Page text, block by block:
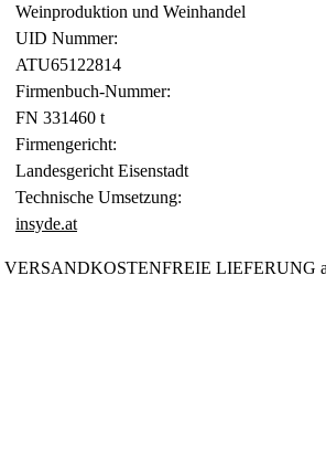
Weinproduktion und Weinhandel
UID Nummer:
ATU65122814
Firmenbuch-Nummer:
FN 331460 t
Firmengericht:
Landesgericht Eisenstadt
Technische Umsetzung:
insyde.at
VERSANDKOSTENFREIE LIEFERUNG